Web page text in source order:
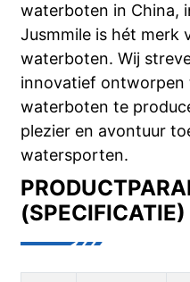
waterboten in China,
Jusmmile is hét merk
waterboten. Wij
innovatief ontworpen
waterboten te
plezier en avontuur
watersporten.
(SPECIFICATIE)